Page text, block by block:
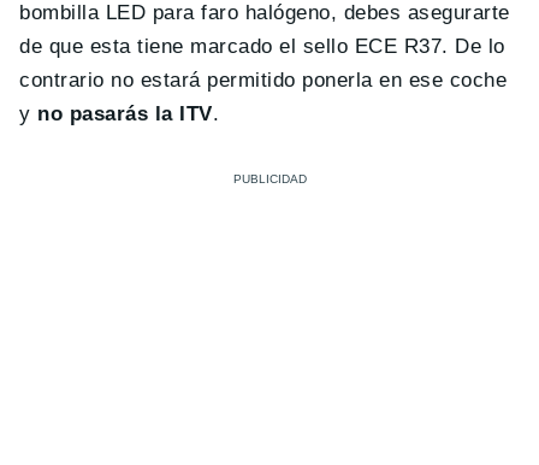
bombilla LED para faro halógeno, debes asegurarte
de que esta tiene marcado el sello ECE R37. De lo
contrario no estará permitido ponerla en ese coche
y no pasarás la ITV.